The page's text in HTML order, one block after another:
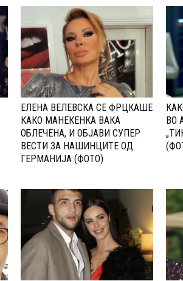
ЕЛЕНА ВЕЛЕВСКА СЕ ФРЦКАШЕ
КАКО МАНЕКЕНКА ВАКА
ОБЛЕЧЕНА, И ОБЈАВИ СУПЕР
ВЕСТИ ЗА НАШИНЦИТЕ ОД
ГЕРМАНИЈА (ФОТО)
ВО